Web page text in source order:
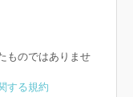
ものではありませ
する規約